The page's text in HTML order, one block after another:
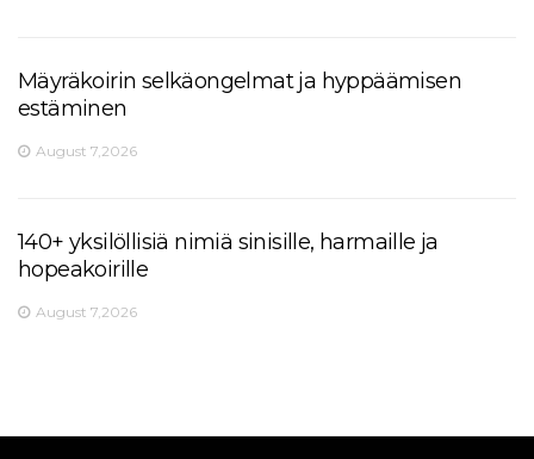
Mäyräkoirin selkäongelmat ja hyppäämisen
estäminen
August 7,2026
140+ yksilöllisiä nimiä sinisille, harmaille ja
hopeakoirille
August 7,2026